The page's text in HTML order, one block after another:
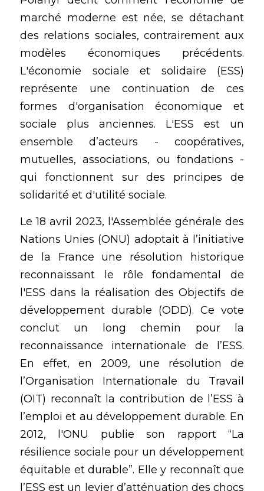
marché moderne est née, se détachant
des relations sociales, contrairement aux
modèles économiques précédents.
L'économie sociale et solidaire (ESS)
représente une continuation de ces
formes d'organisation économique et
sociale plus anciennes. L'ESS est un
ensemble d’acteurs - coopératives,
mutuelles, associations, ou fondations -
qui fonctionnent sur des principes de
solidarité et d'utilité sociale.
Le 18 avril 2023, l'Assemblée générale des
Nations Unies (ONU) adoptait à l’initiative
de la France une résolution historique
reconnaissant le rôle fondamental de
l'ESS dans la réalisation des Objectifs de
développement durable (ODD). Ce vote
conclut un long chemin pour la
reconnaissance internationale de l’ESS.
En effet, en 2009, une résolution de
l’Organisation Internationale du Travail
(OIT) reconnaît la contribution de l’ESS à
l’emploi et au développement durable. En
2012, l'ONU publie son rapport “La
résilience sociale pour un développement
équitable et durable”. Elle y reconnaît que
l’ESS est un levier d’atténuation des chocs